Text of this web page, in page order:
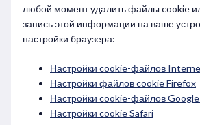
любой момент удалить файлы cookie
запись этой информации на ваше
настройки браузера:
Настройки cookie-файлов
Настройки файлов cookie Firefox
Настройки cookie-файлов
Настройки cookie Safari